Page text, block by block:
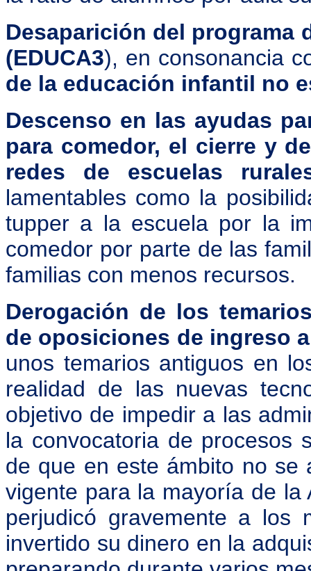
Desaparición del programa
(EDUCA3), en consonancia
de la educación infantil no
Descenso en las ayudas
para comedor, el cierre y
redes de escuelas
lamentables como la
tupper a la escuela por la
comedor por parte de las
familias con menos recursos.
Derogación de los
de oposiciones de ingreso
unos temarios antiguos en
realidad de las nuevas
objetivo de impedir a las
la convocatoria de procesos
de que en este ámbito no se
vigente para la mayoría de la
perjudicó gravemente a los
invertido su dinero en la